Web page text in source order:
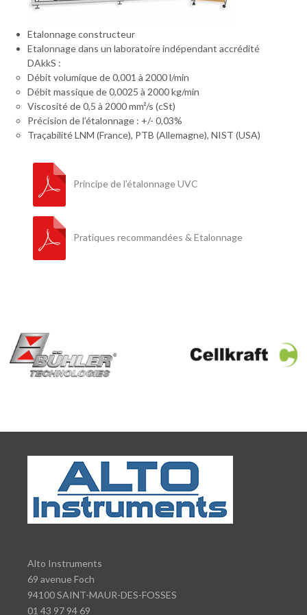
Etalonnage constructeur
Etalonnage dans un laboratoire indépendant accrédité
DAkkS :
Débit volumique de 0,001 à 2000 l/min
Débit massique de 0,0025 à 2000 kg/min
Viscosité de 0,5 à 2000 mm²/s (cSt)
Précision de l’étalonnage : +/- 0,03%
Traçabilité LNM (France), PTB (Allemagne), NIST (USA)
Principe de l’étalonnage UVC
Pratiques recommandées & Etalonnage
Alto Instruments
69 avenue Foch
94100 SAINT-MAUR-DES-FOSSES
01 43 97 94 69